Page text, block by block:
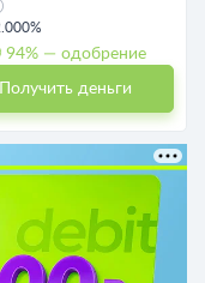
94% — одобрение
Получить деньги